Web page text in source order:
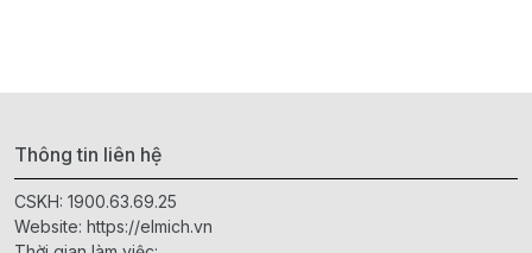
Thông tin liên hệ
CSKH: 1900.63.69.25
Website: https://elmich.vn